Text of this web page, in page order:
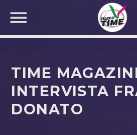
CERCA NEL
TIME
INTERVISTA
DONATO